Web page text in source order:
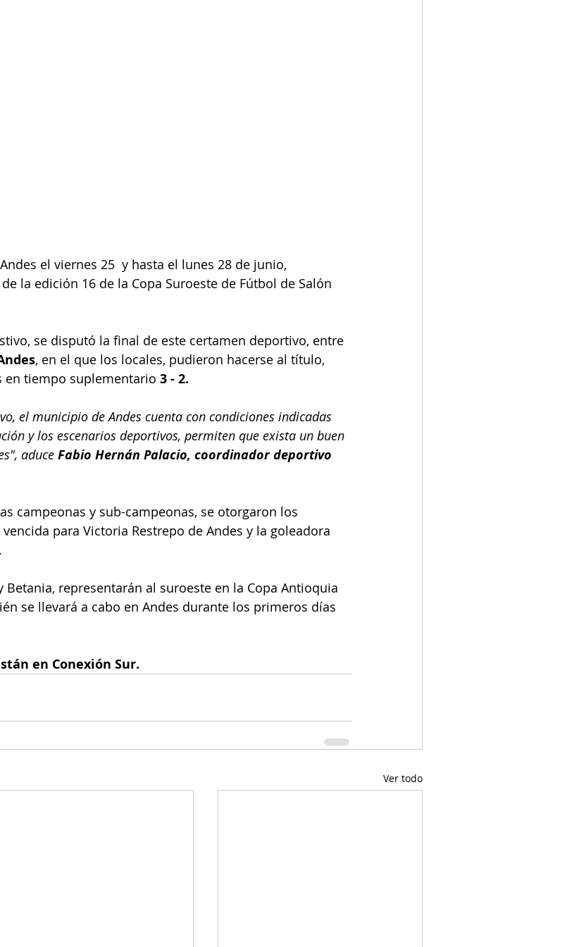
el viernes 25  y hasta el lunes 28 de junio,
la edición 16 de la Copa Suroeste de Fútbol de Salón
se disputó la final de este certamen deportivo, entre
, en el que los locales, pudieron hacerse al título,
en tiempo suplementario 3 - 2.
el municipio de Andes cuenta con condiciones indicadas
y los escenarios deportivos, permiten que exista un buen
aduce Fabio Hernán Palacio, coordinador deportivo
campeonas y sub-campeonas, se otorgaron los
para Victoria Restrepo de Andes y la goleadora
Betania, representarán al suroeste en la Copa Antioquia
se llevará a cabo en Andes durante los primeros días
en Conexión Sur.
Ver todo